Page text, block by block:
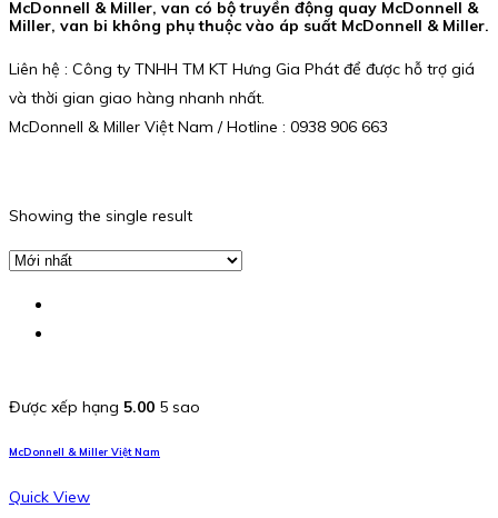
McDonnell & Miller, van có bộ truyền động quay McDonnell &
Miller, van bi không phụ thuộc vào áp suất McDonnell & Miller.
Liên hệ : Công ty TNHH TM KT Hưng Gia Phát để được hỗ trợ giá
và thời gian giao hàng nhanh nhất.
McDonnell & Miller Việt Nam / Hotline : 0938 906 663
Showing the single result
Được xếp hạng 5.00 5 sao
McDonnell & Miller Việt Nam
Quick View